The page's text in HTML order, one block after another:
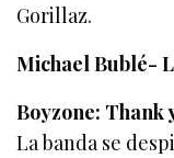
Gorillaz.
Michael Bublé-
Boyzone: Thank
La banda se